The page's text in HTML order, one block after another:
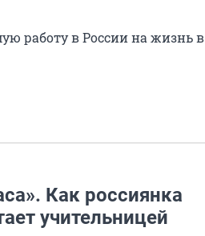
работу в России на жизнь в
Как россиянка
учительницей